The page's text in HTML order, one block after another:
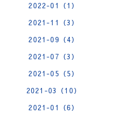
2022-01（1）
2021-11（3）
2021-09（4）
2021-07（3）
2021-05（5）
2021-03（10）
2021-01（6）